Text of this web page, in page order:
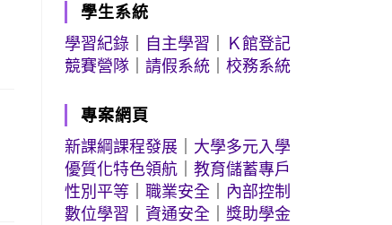
學生系統
學習紀錄
自主學習
Ｋ館登記
競賽營隊 ｜請假系統 ｜校務系統
專案網頁
新課綱課程發展
大學多元入學
優質化特色領航 ｜教育儲蓄專戶
性別平等 ｜職業安全
內部控制
數位學習 ｜資通安全 ｜獎助學金